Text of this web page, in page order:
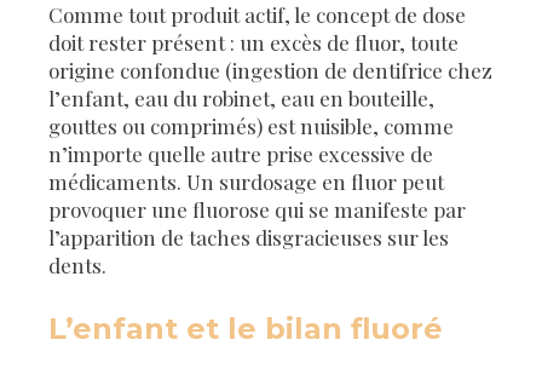
Comme tout produit actif, le concept de dose
doit rester présent : un excès de fluor, toute
origine confondue (ingestion de dentifrice chez
l’enfant, eau du robinet, eau en bouteille,
gouttes ou comprimés) est nuisible, comme
n’importe quelle autre prise excessive de
médicaments. Un surdosage en fluor peut
provoquer une fluorose qui se manifeste par
l’apparition de taches disgracieuses sur les
dents.
L’enfant et le bilan fluoré